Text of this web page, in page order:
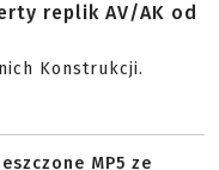
replik AV/AK od
Konstrukcji.
MP5 ze